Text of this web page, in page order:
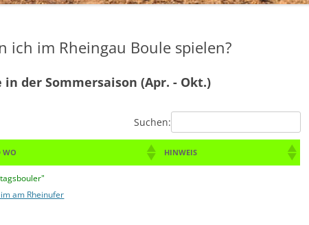
RHEINGAU WM 2013/2014
ich im Rheingau Boule spielen?
in der Sommersaison (Apr. - Okt.)
Suchen:
WO HINWEIS
am Rheinufer